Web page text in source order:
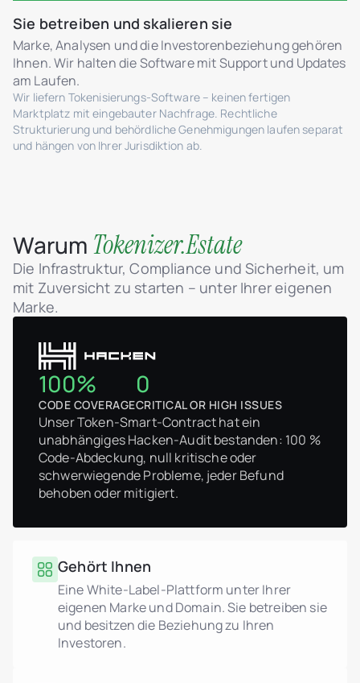
Sie betreiben und skalieren sie
Marke, Analysen und die Investorenbeziehung gehören
Ihnen. Wir halten die Software mit Support und Updates
am Laufen.
Wir liefern Tokenisierungs-Software – keinen fertigen
Marktplatz mit eingebauter Nachfrage. Rechtliche
Strukturierung und behördliche Genehmigungen laufen separat
und hängen von Ihrer Jurisdiktion ab.
Warum Tokenizer.Estate
Die Infrastruktur, Compliance und Sicherheit, um
mit Zuversicht zu starten – unter Ihrer eigenen
Marke.
100%
CODE COVERAGE
0
CRITICAL OR HIGH ISSUES
Unser Token-Smart-Contract hat ein
unabhängiges Hacken-Audit bestanden: 100 %
Code-Abdeckung, null kritische oder
schwerwiegende Probleme, jeder Befund
behoben oder mitigiert.
Gehört Ihnen
Eine White-Label-Plattform unter Ihrer
eigenen Marke und Domain. Sie betreiben sie
und besitzen die Beziehung zu Ihren
Investoren.